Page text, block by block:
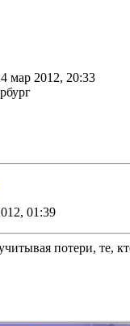
мар 2012, 20:33
01:39
потери, те,